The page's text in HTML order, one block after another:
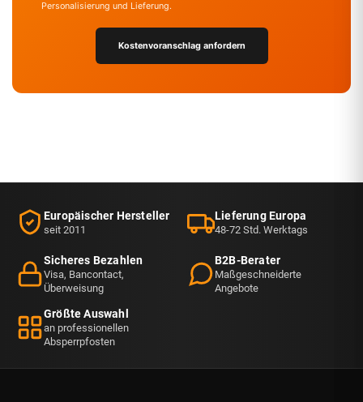
Personalisierung und Lieferung.
Kostenvoranschlag anfordern
Europäischer Hersteller
seit 2011
Lieferung Europa
48-72 Std. Werktags
Sicheres Bezahlen
Visa, Bancontact,
Überweisung
B2B-Berater
Maßgeschneiderte
Angebote
Größte Auswahl
an professionellen
Absperrpfosten